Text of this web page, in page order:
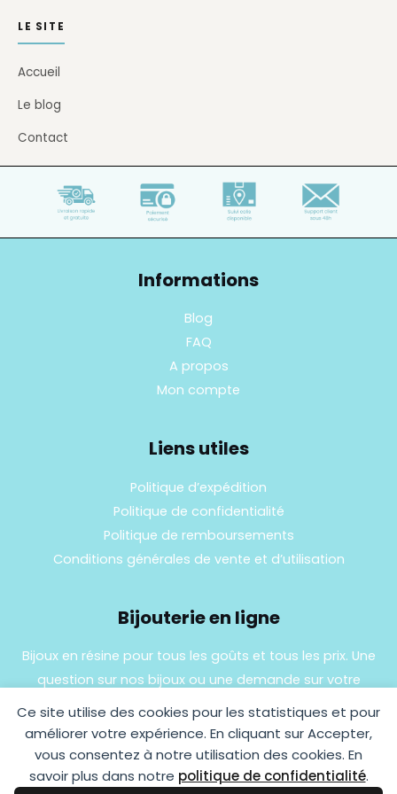
Ce site utilise des cookies pour les statistiques et pour
améliorer votre expérience. En cliquant sur Accepter,
vous consentez à notre utilisation des cookies. En
savoir plus dans notre politique de confidentialité.
LE SITE
Accueil
Le blog
Contact
Informations
Blog
FAQ
A propos
Mon compte
Liens utiles
Politique d’expédition
Politique de confidentialité
Politique de remboursements
Conditions générales de vente et d’utilisation
Bijouterie en ligne
Bijoux en résine pour tous les goûts et tous les prix. Une
question sur nos bijoux ou une demande sur votre
commande,
contactez-nous .